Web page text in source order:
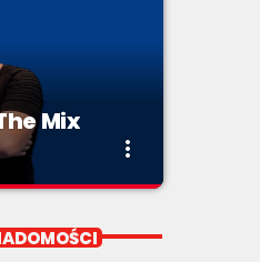
Mix
more_vert
Mix